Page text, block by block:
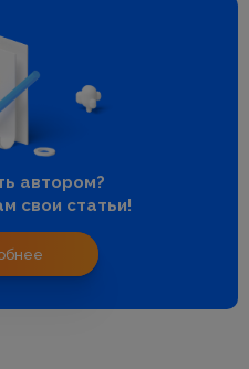
автором?
свои статьи!